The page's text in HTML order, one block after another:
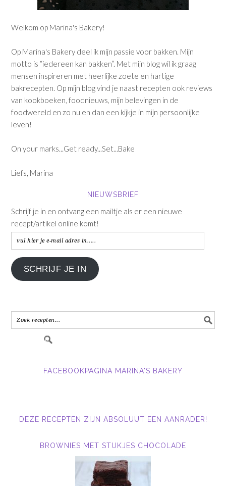
Welkom op Marina's Bakery!
Op Marina's Bakery deel ik mijn passie voor bakken. Mijn
motto is “iedereen kan bakken”. Met mijn blog wil ik graag
mensen inspireren met heerlijke zoete en hartige
bakrecepten. Op mijn blog vind je naast recepten ook reviews
van kookboeken, foodnieuws, mijn belevingen in de
foodwereld en zo nu en dan een kijkje in mijn persoonlijke
leven!
On your marks...Get ready...Set...Bake
Liefs, Marina
NIEUWSBRIEF
Schrijf je in en ontvang een mailtje als er een nieuwe
recept/artikel online komt!
vul
hier
je
e-
in.....
SCHRIJF JE IN
FACEBOOKPAGINA MARINA'S BAKERY
DEZE RECEPTEN ZIJN ABSOLUUT EEN AANRADER!
BROWNIES MET STUKJES CHOCOLADE